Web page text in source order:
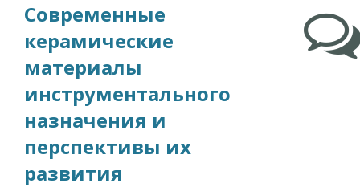
Cовременные
керамические
материалы
инструментального
назначения и
перспективы их
развития